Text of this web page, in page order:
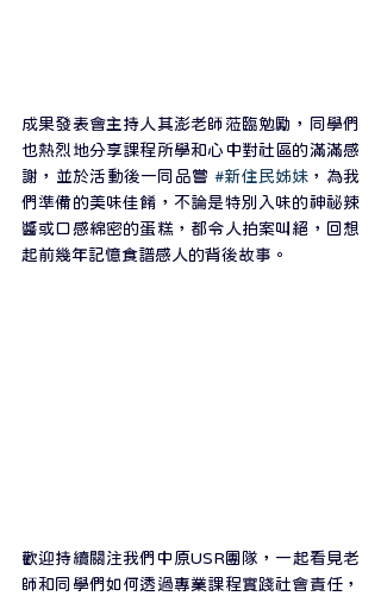
成果發表會主持人其澎老師蒞臨勉勵，同學們
也熱烈地分享課程所學和心中對社區的滿滿感
謝，並於活動後一同品嘗 #新住民姊妹 ，為我
們準備的美味佳餚，不論是特別入味的神祕辣
醬或口感綿密的蛋糕，都令人拍案叫絕，回想
起前幾年記憶食譜感人的背後故事。
歡迎持續關注我們中原USR團隊，一起看見老
師和同學們如何透過專業課程實踐社會責任，